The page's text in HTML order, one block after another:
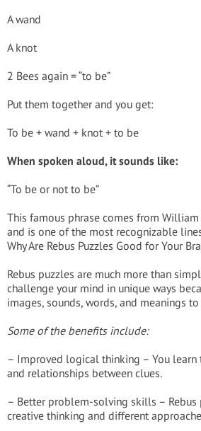
A wand
A knot
2 Bees again = “to be”
Put them together and you get:
To be + wand + knot + to be
When spoken aloud, it sounds like:
“To be or not to be”
This famous phrase comes from William
and is one of the most recognizable
Why Are Rebus Puzzles Good for Your
Rebus puzzles are much more than
challenge your mind in unique ways
images, sounds, words, and meanings
Some of the benefits include:
– Improved logical thinking – You
and relationships between clues.
– Better problem-solving skills – Rebus
creative thinking and different